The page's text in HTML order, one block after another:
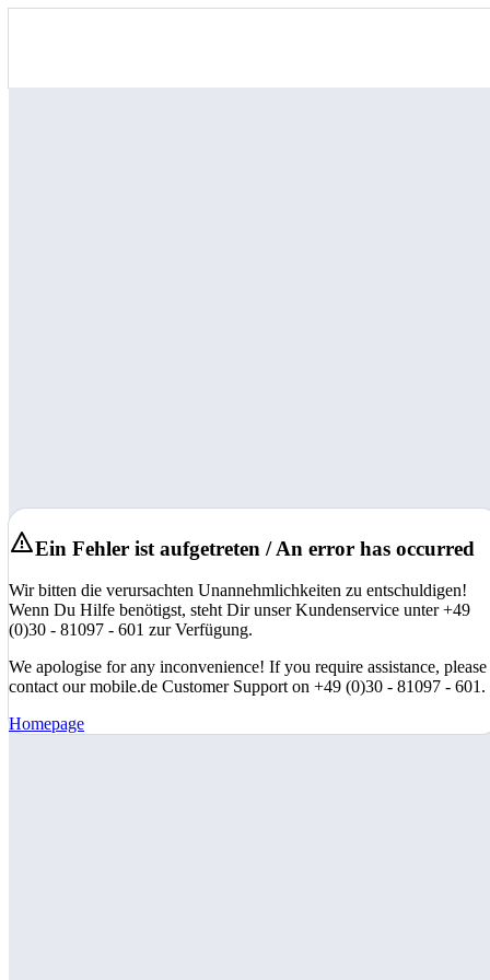
Ein Fehler ist aufgetreten / An error has occurred
Wir bitten die verursachten Unannehmlichkeiten zu entschuldigen!
Wenn Du Hilfe benötigst, steht Dir unser Kundenservice unter +49
(0)30 - 81097 - 601 zur Verfügung.
We apologise for any inconvenience! If you require assistance, please
contact our mobile.de Customer Support on +49 (0)30 - 81097 - 601.
Homepage